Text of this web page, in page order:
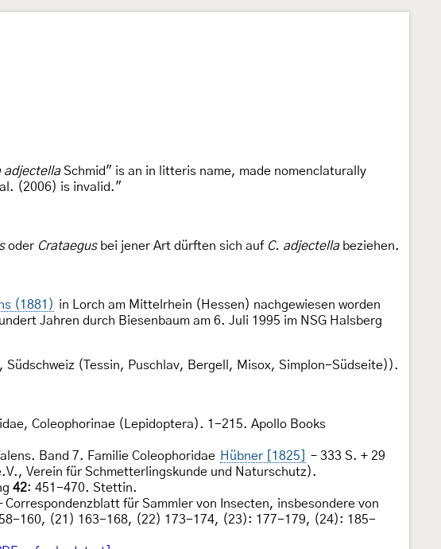
adjectellaSchmid" is an in litteris name, made nomenclaturally
(2006) is invalid."
oder Crataegusbei jener Art dürften sich auf C. adjectellabeziehen.
(1881) in Lorch am Mittelrhein (Hessen) nachgewiesen worden
Jahren durch Biesenbaum am 6. Juli 1995 im NSG Halsberg
(Tessin, Puschlav, Bergell, Misox, Simplon-Südseite)).
Coleophorinae (Lepidoptera). 1-215. Apollo Books
Band 7. Familie Coleophoridae Hübner [1825]
– 333 S. + 29
Verein für Schmetterlingskunde und Naturschutz).
42: 451-470. Stettin.
für Sammler von Insecten, insbesondere von
160, (21) 163-168, (22) 173-174, (23): 177-179, (24): 185-